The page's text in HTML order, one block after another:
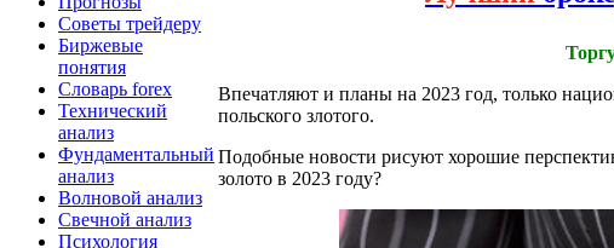
Советы трейдеру
Биржевые
понятия
Словарь forex
Технический
анализ
Фундаментальный
анализ
Волновой анализ
Свечной анализ
Психология
Впечатляют и планы на 2023 год, только
польского злотого.
Подобные новости рисуют хорошие
золото в 2023 году?